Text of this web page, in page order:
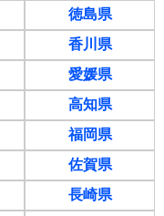
徳島県
香川県
愛媛県
高知県
福岡県
佐賀県
長崎県